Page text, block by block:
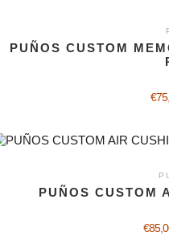
PUÑOS CUSTOM
€
PUÑOS CUSTOM
€